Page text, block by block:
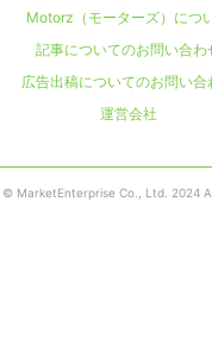
Motorz（モーターズ）につ
記事についてのお問い合わ
広告出稿についてのお問い合
運営会社
MarketEnterprise Co., Ltd. 2024